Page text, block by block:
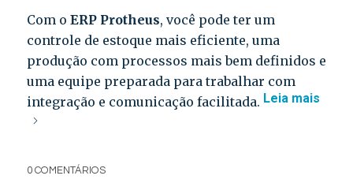
Com o ERP Protheus, você pode ter um
controle de estoque mais eficiente, uma
produção com processos mais bem definidos e
uma equipe preparada para trabalhar com
integração e comunicação facilitada. Leia mais
0 COMENTÁRIOS